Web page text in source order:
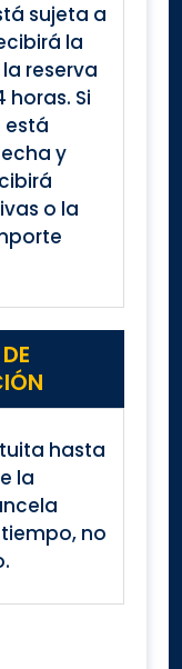
sujeta a
la
reserva
horas. Si
está
y
o la
hasta
la
no